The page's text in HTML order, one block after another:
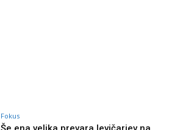
Fokus